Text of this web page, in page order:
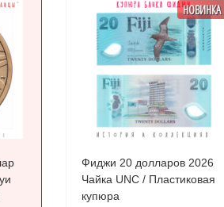
НОВИНКА
Фиджи 20 долларов 2026
Чайка UNC / Пластиковая
купюра